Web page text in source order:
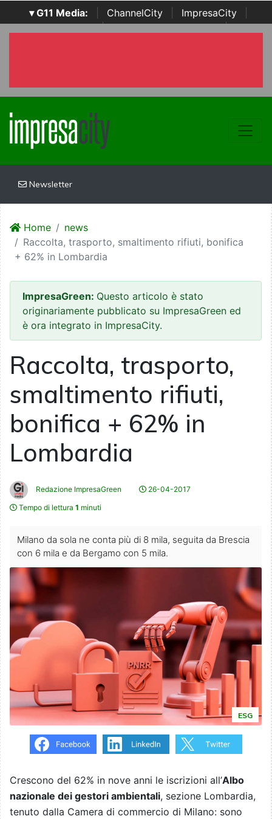
▾ G11 Media: ChannelCity ImpresaCity
SecurityOpenLab | Italian Channel Awards | Italian
Newsletter
Home
news
Raccolta, trasporto, smaltimento rifiuti, bonifica
+ 62% in Lombardia
ImpresaGreen: Questo articolo è stato
originariamente pubblicato su ImpresaGreen ed
è ora integrato in ImpresaCity.
Raccolta, trasporto,
smaltimento rifiuti,
bonifica + 62% in
Lombardia
Redazione ImpresaGreen
26-04-2017
Tempo di lettura 1 minuti
Milano da sola ne conta più di 8 mila, seguita da Brescia
con 6 mila e da Bergamo con 5 mila.
ESG
Crescono del 62% in nove anni le iscrizioni all’Albo
nazionale dei gestori ambientali, sezione Lombardia,
tenuto dalla Camera di commercio di Milano: sono